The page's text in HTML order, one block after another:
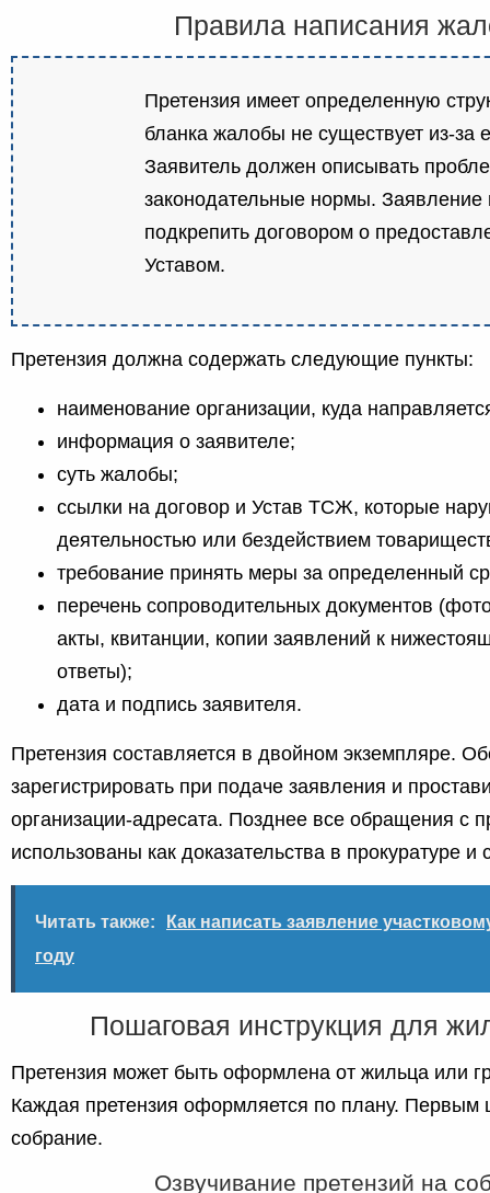
Правила написания
Претензия имеет определенную
бланка жалобы не существует из-за
Заявитель должен описывать
законодательные нормы. Заявление
подкрепить договором о
Уставом.
Претензия должна содержать следующие пункты:
наименование организации, куда
информация о заявителе;
суть жалобы;
ссылки на договор и Устав ТСЖ, которые
деятельностью или бездействием
требование принять меры за определенный
перечень сопроводительных документов
акты, квитанции, копии заявлений к
ответы);
дата и подпись заявителя.
Претензия составляется в двойном экземпляре.
зарегистрировать при подаче заявления и
организации-адресата. Позднее все обращения с
использованы как доказательства в прокуратуре и
Читать также:
Как написать заявление
году
Пошаговая инструкция для
Претензия может быть оформлена от жильца или
Каждая претензия оформляется по плану.
собрание.
Озвучивание претензий на